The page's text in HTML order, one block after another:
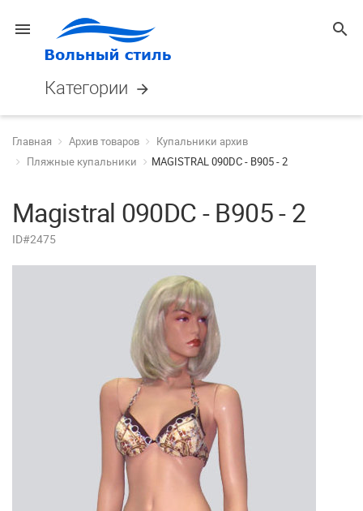
menu search
Категории arrow_forward
Главная Архив товаров
Купальники архив
Пляжные купальники
MAGISTRAL 090DC - B905 - 2
Magistral 090DC - B905 - 2
ID#2475